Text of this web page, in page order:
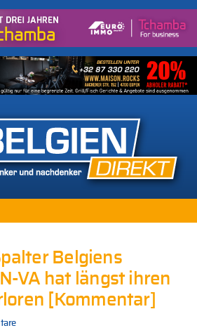
Belgiens
VA hat längst ihren
[Kommentar]